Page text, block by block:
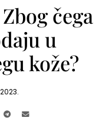
čega
u
kože?